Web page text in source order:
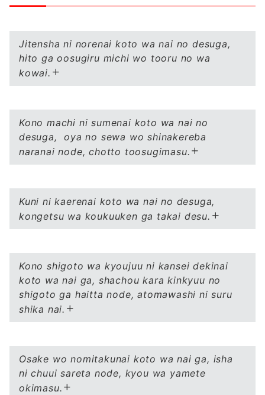
Jitensha ni norenai koto wa nai no desuga,
hito ga oosugiru michi wo tooru no wa
kowai.
Kono machi ni sumenai koto wa nai no
desuga, oya no sewa wo shinakereba
naranai node, chotto toosugimasu.
Kuni ni kaerenai koto wa nai no desuga,
kongetsu wa koukuuken ga takai desu.
Kono shigoto wa kyoujuu ni kansei dekinai
koto wa nai ga, shachou kara kinkyuu no
shigoto ga haitta node, atomawashi ni suru
shika nai.
Osake wo nomitakunai koto wa nai ga, isha
ni chuui sareta node, kyou wa yamete
okimasu.